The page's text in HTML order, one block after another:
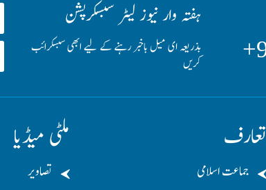
ہفتہ وار نیوز لیٹر سبسکرپشن
بذریعہ ای میل باخبر رہنے کے لیے ابھی سبسکرائب
کریں
تعارف
جماعت اسلامی
ملٹی میڈیا
تصاویر